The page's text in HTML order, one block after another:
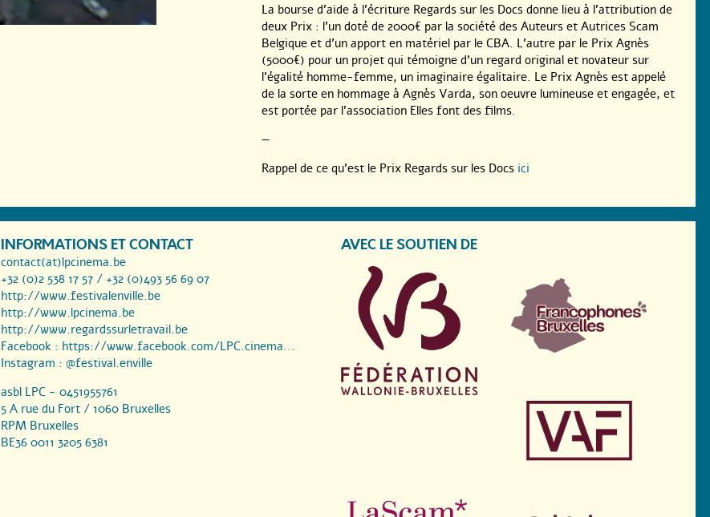
La bourse d’aide à l’écriture Regards sur les Docs donne lieu à l’attribution de
deux Prix : l’un doté de 2000€ par la société des Auteurs et Autrices Scam
Belgique et d’un apport en matériel par le CBA. L’autre par le Prix Agnès
(5000€) pour un projet qui témoigne d’un regard original et novateur sur
l’égalité homme-femme, un imaginaire égalitaire. Le Prix Agnès est appelé
de la sorte en hommage à Agnès Varda, son oeuvre lumineuse et engagée, et
est portée par l’association Elles font des films.
—
Rappel de ce qu’est le Prix Regards sur les Docs ici
INFORMATIONS ET CONTACT
contact(at)lpcinema.be
+32 (0)2 538 17 57 / +32 (0)493 56 69 07
http://www.festivalenville.be
http://www.lpcinema.be
http://www.regardssurletravail.be
Facebook : https://www.facebook.com/LPC.cinema...
Instagram : @festival.enville
asbl LPC - 0451955761
5 A rue du Fort / 1060 Bruxelles
RPM Bruxelles
BE36 0011 3205 6381
AVEC LE SOUTIEN DE